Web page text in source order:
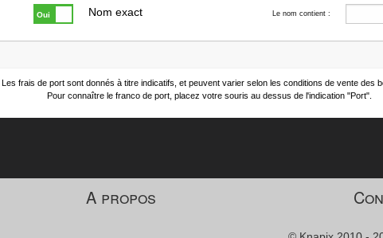
Oui Nom exact Le nom contient :
Les frais de port sont donnés à titre indicatifs, et peuvent varier selon les conditions de vente des
Pour connaître le franco de port, placez votre souris au dessus de l'indication "Port".
A propos